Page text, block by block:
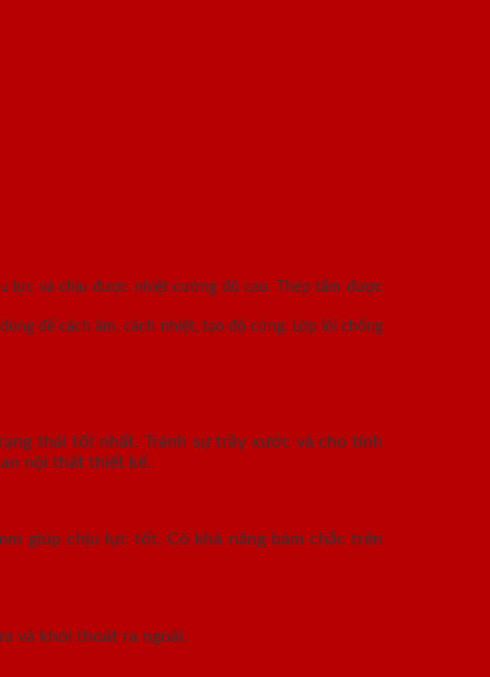
lực và chịu được nhiệt cường độ cao. Thép tấm được
để cách âm, cách nhiệt, tạo độ cứng. Lớp lõi chống
thái tốt nhất. Tránh sự trầy xước và cho tính
nội thất thiết kế.
giúp chịu lực tốt. Có khả năng bám chắc trên
và khói thoát ra ngoài.